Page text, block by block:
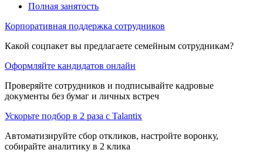
Полная занятость
Корпоративная поддержка сотрудников
Какой соцпакет вы предлагаете семейным сотрудникам?
Оформляйте кандидатов онлайн
Проверяйте сотрудников и подписывайте кадровые
документы без бумаг и личных встреч
Ускорьте подбор в 2 раза с Talantix
Автоматизируйте сбор откликов, настройте воронку,
собирайте аналитику в 2 клика